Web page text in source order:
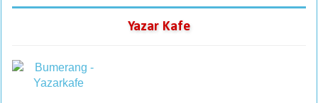
Yazar Kafe